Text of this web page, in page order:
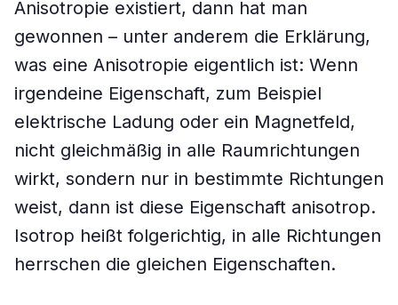
Anisotropie existiert, dann hat man
gewonnen – unter anderem die Erklärung,
was eine Anisotropie eigentlich ist: Wenn
irgendeine Eigenschaft, zum Beispiel
elektrische Ladung oder ein Magnetfeld,
nicht gleichmäßig in alle Raumrichtungen
wirkt, sondern nur in bestimmte Richtungen
weist, dann ist diese Eigenschaft anisotrop.
Isotrop heißt folgerichtig, in alle Richtungen
herrschen die gleichen Eigenschaften.